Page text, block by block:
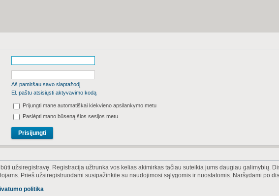
Aš pamiršau savo slaptažodį
El. paštu atsisiųsti aktyvavimo kodą
Prijungti mane automatiškai kiekvieno apsilankymo metu
Paslėpti mano būseną šios sesijos metu
užsiregistravę. Registracija užtrunka vos kelias akimirkas tačiau suteikia jums daugiau galimybių.
Prieš užsiregistruodami susipažinkite su naudojimosi sąlygomis ir nuostatomis. Naršydami po
politika